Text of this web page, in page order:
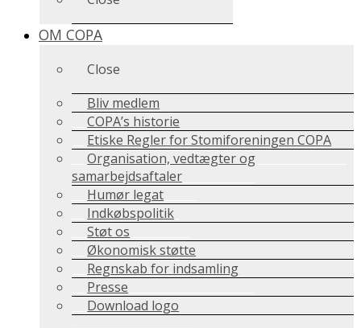
OM COPA
Close
Bliv medlem
COPA’s historie
Etiske Regler for Stomiforeningen COPA
Organisation, vedtægter og
samarbejdsaftaler
Humør legat
Indkøbspolitik
Støt os
Økonomisk støtte
Regnskab for indsamling
Presse
Download logo